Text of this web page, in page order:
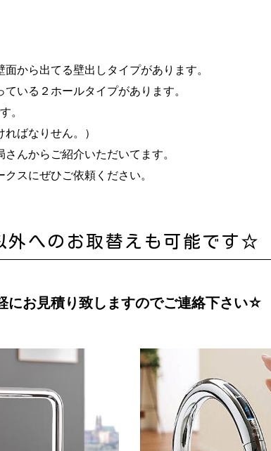
から出てる壁出しタイプがあります。
いる２ホールタイプがあります。
。
ばなりせん。）
んからご紹介いただいてます。
スにぜひご依頼ください。
外へのお取替えも可能です☆
にお見積り致しますのでご連絡下さい☆